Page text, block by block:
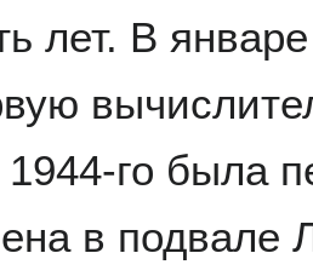
лет. В
го была
в подвале